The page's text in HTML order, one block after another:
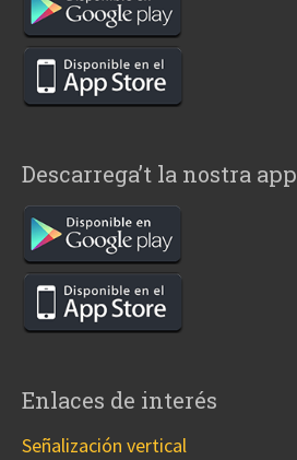
Descarrega’t la nostra app
Enlaces de interés
Señalización vertical